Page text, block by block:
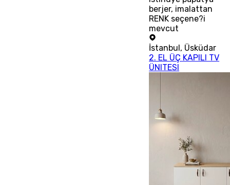
berjer, imalattan
RENK seçene?i
mevcut
İstanbul, Üsküdar
2. EL ÜÇ KAPILI TV
ÜNITESI